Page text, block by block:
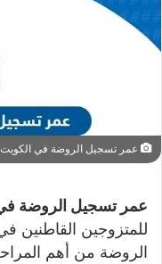
عمر تسجيل الروضة في الكويت
عمر تسجيل الروضة
للمتزوجين القاطنين
الروضة من أهم